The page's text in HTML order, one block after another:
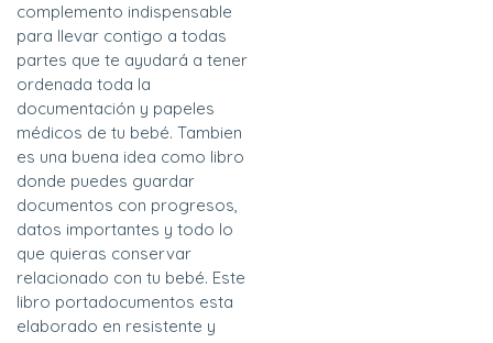
complemento indispensable
para llevar contigo a todas
partes que te ayudará a tener
ordenada toda la
documentación y papeles
médicos de tu bebé. Tambien
es una buena idea como libro
donde puedes guardar
documentos con progresos,
datos importantes y todo lo
que quieras conservar
relacionado con tu bebé. Este
libro portadocumentos esta
elaborado en resistente y